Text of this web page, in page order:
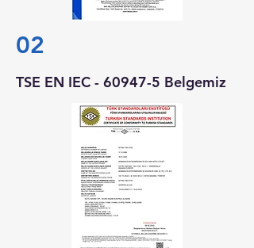
02
TSE EN IEC - 60947-5 Belgemiz